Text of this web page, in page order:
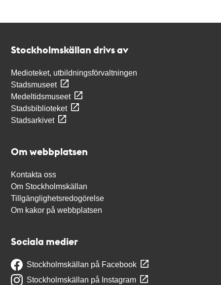
Stockholmskällan drivs av
Medioteket, utbildningsförvaltningen
Stadsmuseet
Medeltidsmuseet
Stadsbiblioteket
Stadsarkivet
Om webbplatsen
Kontakta oss
Om Stockholmskällan
Tillgänglighetsredogörelse
Om kakor på webbplatsen
Sociala medier
Stockholmskällan på Facebook
Stockholmskällan på Instagram